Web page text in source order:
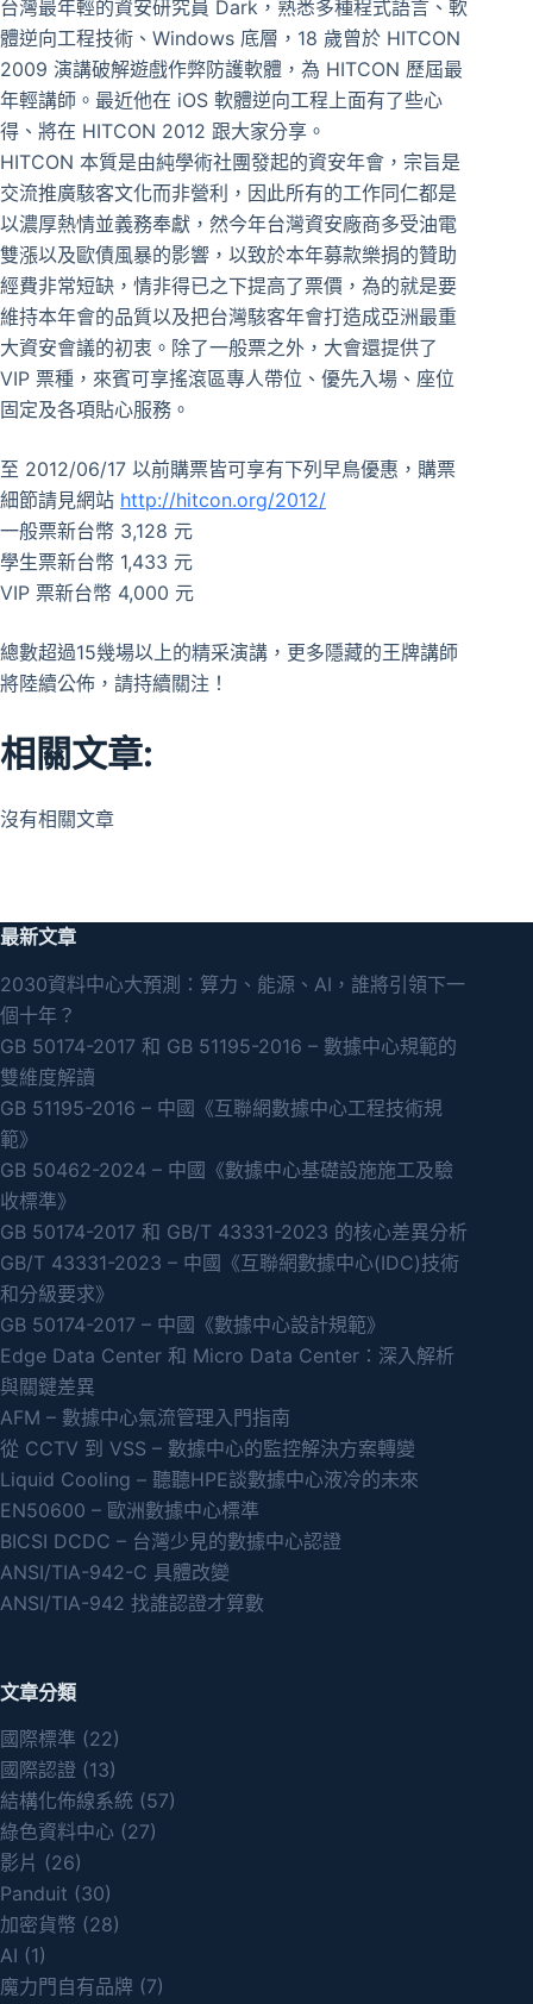
台灣最年輕的資安研究員 Dark，熟悉多種程式語言、軟
體逆向工程技術、Windows 底層，18 歲曾於 HITCON
2009 演講破解遊戲作弊防護軟體，為 HITCON 歷屆最
年輕講師。最近他在 iOS 軟體逆向工程上面有了些心
得、將在 HITCON 2012 跟大家分享。
HITCON 本質是由純學術社團發起的資安年會，宗旨是
交流推廣駭客文化而非營利，因此所有的工作同仁都是
以濃厚熱情並義務奉獻，然今年台灣資安廠商多受油電
雙漲以及歐債風暴的影響，以致於本年募款樂捐的贊助
經費非常短缺，情非得已之下提高了票價，為的就是要
維持本年會的品質以及把台灣駭客年會打造成亞洲最重
大資安會議的初衷。除了一般票之外，大會還提供了
VIP 票種，來賓可享搖滾區專人帶位、優先入場、座位
固定及各項貼心服務。
至 2012/06/17 以前購票皆可享有下列早鳥優惠，購票
細節請見網站 http://hitcon.org/2012/
一般票新台幣 3,128 元
學生票新台幣 1,433 元
VIP 票新台幣 4,000 元
總數超過15幾場以上的精采演講，更多隱藏的王牌講師
將陸續公佈，請持續關注！
相關文章:
沒有相關文章
最新文章
2030資料中心大預測：算力、能源、AI，誰將引領下一
個十年？
GB 50174-2017 和 GB 51195-2016 – 數據中心規範的
雙維度解讀
GB 51195-2016 – 中國《互聯網數據中心工程技術規
範》
GB 50462-2024 – 中國《數據中心基礎設施施工及驗
收標準》
GB 50174-2017 和 GB/T 43331-2023 的核心差異分析
GB/T 43331-2023 – 中國《互聯網數據中心(IDC)技術
和分級要求》
GB 50174-2017 – 中國《數據中心設計規範》
Edge Data Center 和 Micro Data Center：深入解析
與關鍵差異
AFM – 數據中心氣流管理入門指南
從 CCTV 到 VSS – 數據中心的監控解決方案轉變
Liquid Cooling – 聽聽HPE談數據中心液冷的未來
EN50600 – 歐洲數據中心標準
BICSI DCDC – 台灣少見的數據中心認證
ANSI/TIA-942-C 具體改變
ANSI/TIA-942 找誰認證才算數
文章分類
國際標準 (22)
國際認證 (13)
結構化佈線系統 (57)
綠色資料中心 (27)
影片 (26)
Panduit (30)
加密貨幣 (28)
AI (1)
魔力門自有品牌 (7)